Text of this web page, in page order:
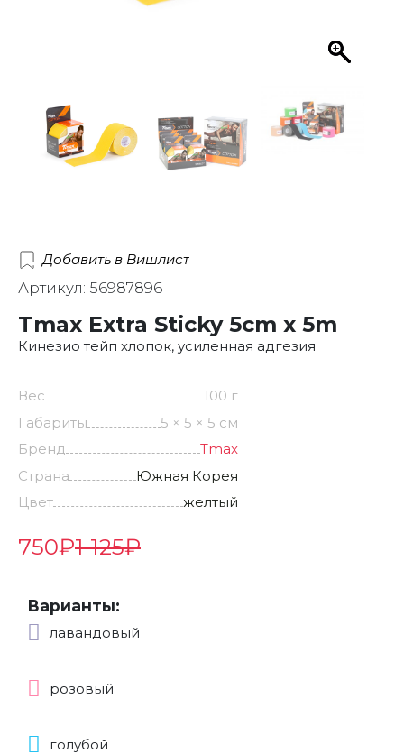
Добавить в Вишлист
Артикул: 56987896
Tmax Extra Sticky 5cm x 5m
Кинезио тейп хлопок, усиленная адгезия
Вес
100 г
Габариты
5 × 5 × 5 см
Бренд
Tmax
Страна
Южная Корея
Цвет
желтый
1 125₽
750₽
Варианты:
лавандовый
розовый
голубой